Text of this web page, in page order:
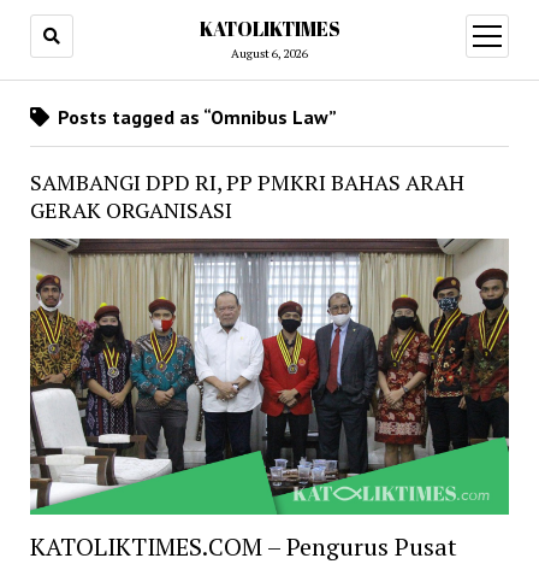
KATOLIKTIMES
August 6, 2026
open
menu
Posts tagged as “Omnibus Law”
SAMBANGI DPD RI, PP PMKRI BAHAS ARAH
GERAK ORGANISASI
KATOLIKTIMES.COM – Pengurus Pusat